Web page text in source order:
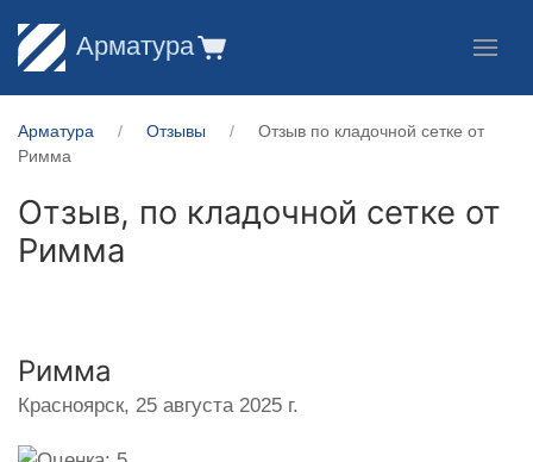
Арматура
Арматура Отзывы
Отзыв по кладочной сетке от
Римма
Отзыв, по кладочной сетке от
Римма
Римма
Красноярск, 25 августа 2025 г.